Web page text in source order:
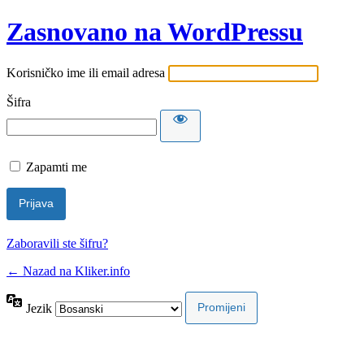
Zasnovano na WordPressu
Korisničko ime ili email adresa
Šifra
Zapamti me
Zaboravili ste šifru?
← Nazad na Kliker.info
Jezik